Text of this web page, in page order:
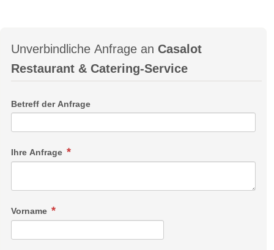
Unverbindliche Anfrage an Casalot
Restaurant & Catering-Service
Betreff der Anfrage
Ihre Anfrage
Vorname